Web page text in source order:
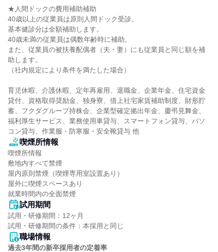
★人間ドックの費用補助補助
40歳以上の従業員は原則人間ドック受診。
基本健診分は全額補助します。
40歳未満の従業員は偶数年齢時に補助。
また、従業員の被扶養配偶者（夫・妻）にも従業員と同じ額を補
助します。
（社内規定により条件を満たした場合）
育児休暇、介護休暇、定年再雇用、退職金、企業年金、住宅資金
貸付、資格取得奨励金、独身寮、借上社宅家賃補助制度、財形貯
蓄、フクダグループ持株会、企業型確定拠出年金、慶弔見舞金、
福利厚生サービス、業務使用車貸与、スマートフォン貸与、パソ
コン貸与、作業服・防寒服・安全靴貸与 他
喫煙所情報
喫煙所情報
敷地内すべて禁煙
屋内原則禁煙（喫煙専用室設置あり）
屋外に喫煙スペースあり
就業時間内の全面禁煙
試用期間
試用・研修期間：12ヶ月
職場情報
過去3年間の新卒採用者の定着率